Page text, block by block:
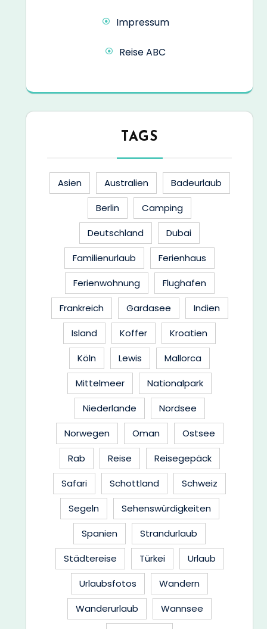
Impressum
Reise ABC
TAGS
Asien Australien
Badeurlaub
Berlin
Camping
Deutschland
Dubai
Familienurlaub
Ferienhaus
Ferienwohnung
Flughafen
Frankreich
Gardasee
Indien
Island
Koffer
Kroatien
Köln
Lewis
Mallorca
Mittelmeer
Nationalpark
Niederlande
Nordsee
Norwegen
Oman
Ostsee
Rab
Reise
Reisegepäck
Safari
Schottland
Schweiz
Segeln
Sehenswürdigkeiten
Spanien
Strandurlaub
Städtereise
Türkei
Urlaub
Urlaubsfotos
Wandern
Wanderurlaub
Wannsee